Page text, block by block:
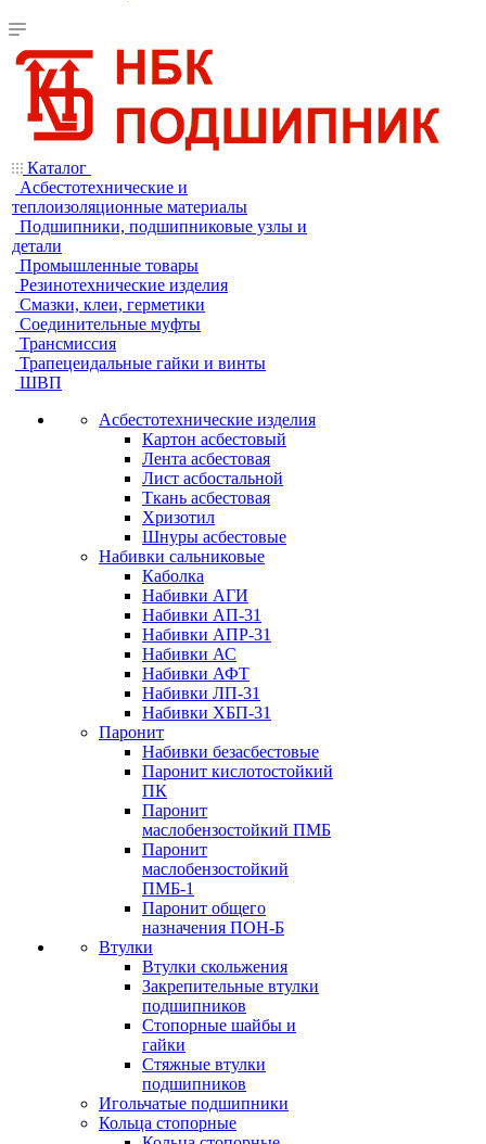
Каталог
Асбестотехнические и
теплоизоляционные материалы
Подшипники, подшипниковые узлы и
детали
Промышленные товары
Резинотехнические изделия
Смазки, клеи, герметики
Соединительные муфты
Трансмиссия
Трапецеидальные гайки и винты
ШВП
Асбестотехнические изделия
Картон асбестовый
Лента асбестовая
Лист асбостальной
Ткань асбестовая
Хризотил
Шнуры асбестовые
Набивки сальниковые
Каболка
Набивки АГИ
Набивки АП-31
Набивки АПР-31
Набивки АС
Набивки АФТ
Набивки ЛП-31
Набивки ХБП-31
Паронит
Набивки безасбестовые
Паронит кислотостойкий
ПК
Паронит
маслобензостойкий ПМБ
Паронит
маслобензостойкий
ПМБ-1
Паронит общего
назначения ПОН-Б
Втулки
Втулки скольжения
Закрепительные втулки
подшипников
Стопорные шайбы и
гайки
Стяжные втулки
подшипников
Игольчатые подшипники
Кольца стопорные